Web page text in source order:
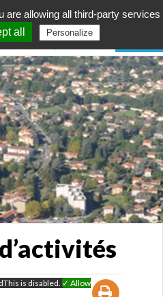
is disabled. ✓ Allow
are allowing all third-party services
all
Personalize